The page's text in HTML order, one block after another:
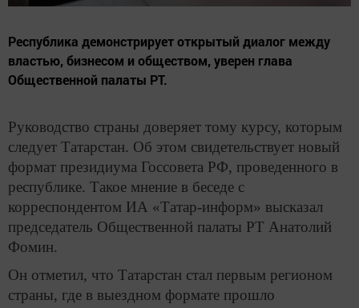
Республика демонстрирует открытый диалог между
властью, бизнесом и обществом, уверен глава
Общественной палаты РТ.
Руководство страны доверяет тому курсу, которым
следует Татарстан. Об этом свидетельствует новый
формат президиума Госсовета РФ, проведенного в
республике. Такое мнение в беседе с
корреспондентом ИА «Татар-информ» высказал
председатель Общественной палаты РТ Анатолий
Фомин.
Он отметил, что Татарстан стал первым регионом
страны, где в выездном формате прошло